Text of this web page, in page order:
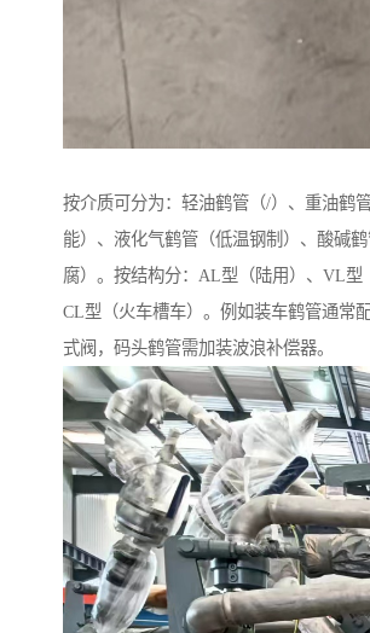
按介质可分为：轻油鹤管（/）、重油鹤
能）、液化气鹤管（低温钢制）、酸碱
腐）。按结构分：AL型（陆用）、VL型
CL型（火车槽车）。例如装车鹤管通常
式阀，码头鹤管需加装波浪补偿器。